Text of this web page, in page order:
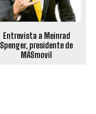
Entrevista a Meinrad
Spenger, presidente de
MÁSmovil